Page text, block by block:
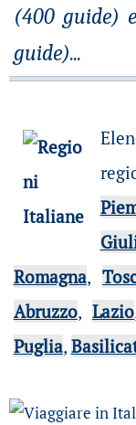
(400 guide) e
guide)...
Romagna,
Abruzzo,Lazio
Puglia,